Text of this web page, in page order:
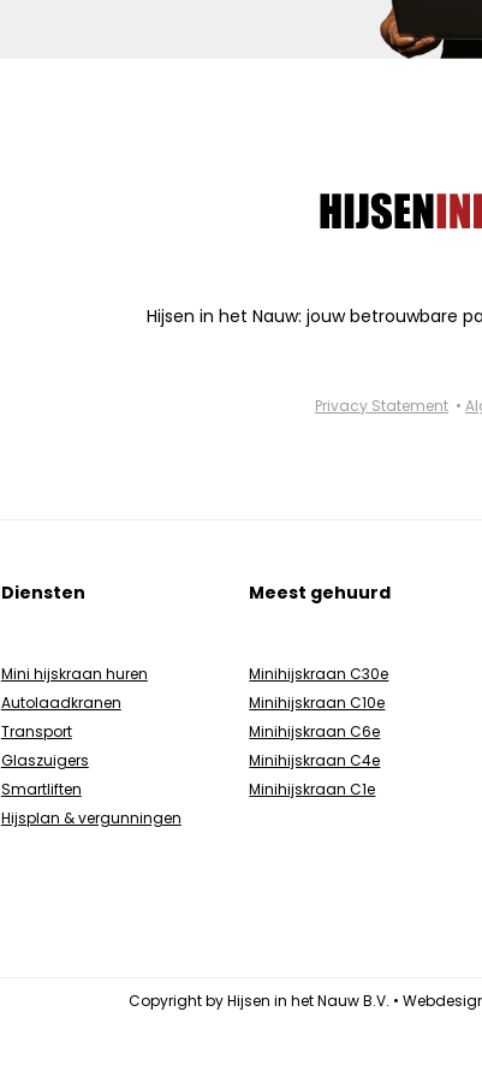
Hijsen in het Nauw: jouw betrouwbare
Privacy Statement•
Diensten
Mini hijskraan huren
Autolaadkranen
Transport
Glaszuigers
Smartliften
Hijsplan & vergunningen
Meest gehuurd
Minihijskraan C30e
Minihijskraan C10e
Minihijskraan C6e
Minihijskraan C4e
Minihijskraan C1e
Copyright by Hijsen in het Nauw B.V. •